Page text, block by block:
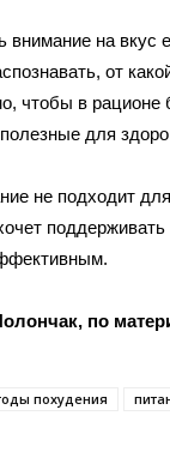
внимание на вкус
от
чтобы в рационе
для
не подходит
по
похудения